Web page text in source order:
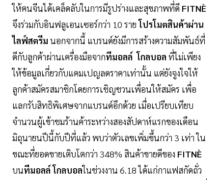
ให้คนจีนได้เคล็ดลับในการมีรูปร่างและสุขภาพที่ดี FITNÈ
จึงร่วมกับอินฟลูเอนเซอร์กว่า 10 รายโปรโมตสินค้าผ่าน
ไลฟ์สตรีม นอกจากนี้ แบรนด์ยังมีการสร้างความสัมพันธ์ที่
ดีกับลูกค้าผ่านเครื่องมือจากทีมอลล์ โกลบอล ที่ไม่เพียง
ให้ข้อมูลเกี่ยวกับแคมเปญลดราคาเท่านั้น แต่ยังจูงใจให้
ลูกค้าสมัครสมาชิกโดยการเชิญชวนเพื่อนให้สมัคร เพื่อ
แลกรับสิทธิพิเศษจากแบรนด์อีกด้วย เมื่อเปรียบเทียบ
จำนวนผู้เข้าชมร้านค้าระหว่างสองสัปดาห์แรกของเดือน
มิถุนายนปีนี้กับปีที่แล้ว พบว่าตัวเลขเพิ่มขึ้นกว่า 3 เท่า ใน
ขณะที่ยอดขายเติบโตกว่า 348% สินค้าขายดีของ FITNÈ
บนทีมอลล์ โกลบอลในช่วงงาน 6.18 ได้แก่กาแฟสกัดถั่ว